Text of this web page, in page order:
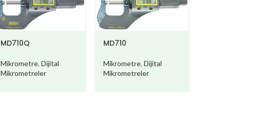
MD710Q
Mikrometre, Dijital
Mikrometreler
MD710
Mikrometre,Dijital
Mikrometreler